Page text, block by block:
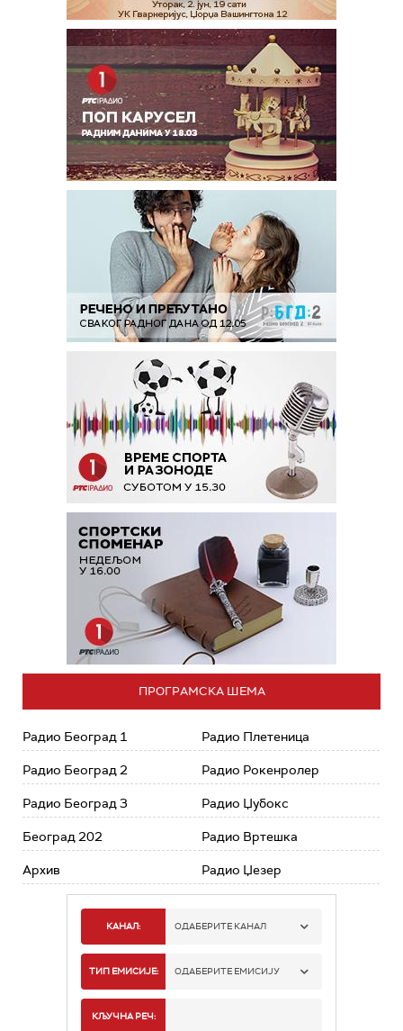
ПРОГРАМСКА ШЕМА
Радио Београд 1
Радио Београд 2
Радио Београд 3
Београд 202
Архив
Радио Плетеница
Радио Рокенролер
Радио Џубокс
Радио Вртешка
Радио Џезер
КАНАЛ: ОДАБЕРИТЕ КАНАЛ
РАДИО БЕОГРАД 1
ТИП ЕМИСИЈЕ: ОДАБЕРИТЕ ЕМИСИЈУ
КЉУЧНА РЕЧ: